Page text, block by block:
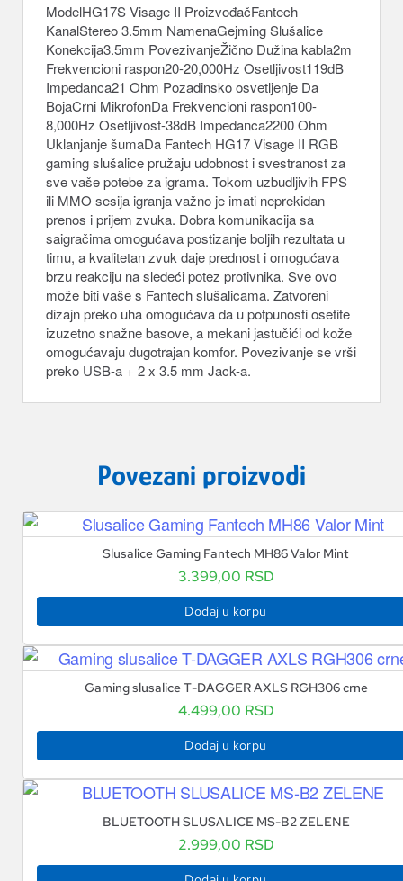
ModelHG17S Visage II ProizvođačFantech
KanalStereo 3.5mm NamenaGejming Slušalice
Konekcija3.5mm PovezivanjeŽično Dužina kabla2m
Frekvencioni raspon20-20,000Hz Osetljivost119dB
Impedanca21 Ohm Pozadinsko osvetljenje Da
BojaCrni MikrofonDa Frekvencioni raspon100-
8,000Hz Osetljivost-38dB Impedanca2200 Ohm
Uklanjanje šumaDa Fantech HG17 Visage II RGB
gaming slušalice pružaju udobnost i svestranost za
sve vaše potebe za igrama. Tokom uzbudljivih FPS
ili MMO sesija igranja važno je imati neprekidan
prenos i prijem zvuka. Dobra komunikacija sa
saigračima omogućava postizanje boljih rezultata u
timu, a kvalitetan zvuk daje prednost i omogućava
brzu reakciju na sledeći potez protivnika. Sve ovo
može biti vaše s Fantech slušalicama. Zatvoreni
dizajn preko uha omogućava da u potpunosti osetite
izuzetno snažne basove, a mekani jastučići od kože
omogućavaju dugotrajan komfor. Povezivanje se vrši
preko USB-a + 2 x 3.5 mm Jack-a.
Povezani proizvodi
Slusalice Gaming Fantech MH86 Valor Mint
3.399,00 RSD
Dodaj u korpu
Gaming slusalice T-DAGGER AXLS RGH306 crne
4.499,00 RSD
Dodaj u korpu
BLUETOOTH SLUSALICE MS-B2 ZELENE
2.999,00 RSD